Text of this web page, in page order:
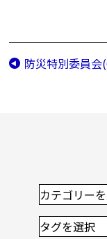
防災特別委員会